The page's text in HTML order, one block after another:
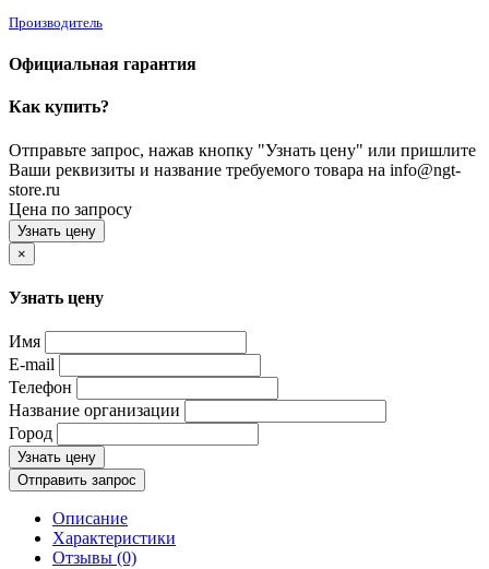
Производитель
Официальная гарантия
Как купить?
Отправьте запрос, нажав кнопку "Узнать цену" или пришлите
Ваши реквизиты и название требуемого товара на info@ngt-
store.ru
Цена по запросу
Узнать цену
×
Узнать цену
Имя
E-mail
Телефон
Название организации
Город
Узнать цену
Отправить запрос
Описание
Характеристики
Отзывы (0)